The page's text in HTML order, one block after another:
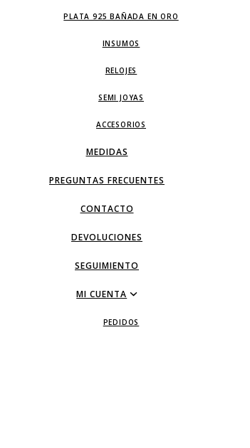
PLATA 925 BAÑADA EN ORO
INSUMOS
RELOJES
SEMI JOYAS
ACCESORIOS
MEDIDAS
PREGUNTAS FRECUENTES
CONTACTO
DEVOLUCIONES
SEGUIMIENTO
MI CUENTA
PEDIDOS